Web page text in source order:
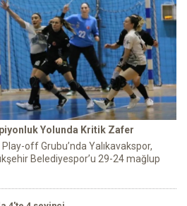
Yolunda Kritik Zafer
off Grubu’nda Yalıkavakspor,
Belediyespor’u 29-24 mağlup